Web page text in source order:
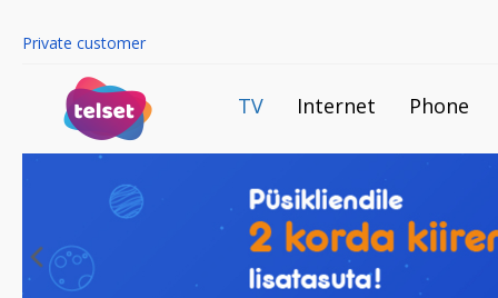
Private customer
TV Internet Phone